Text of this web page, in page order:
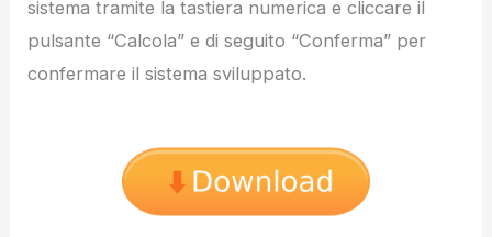
sistema tramite la tastiera numerica e cliccare il
pulsante “Calcola” e di seguito “Conferma” per
confermare il sistema sviluppato.